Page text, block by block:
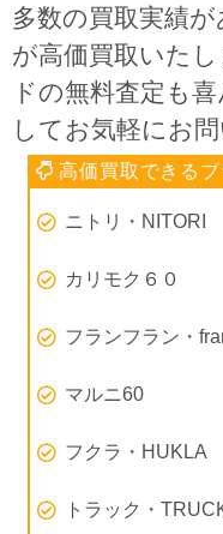
多数の買取実績
が高価買取いた
ドの無料査定も
してお気軽にお
ニトリ・NITORI
カリモク６０
フランフラン・
マルニ60
フクラ・HUKLA
トラック・